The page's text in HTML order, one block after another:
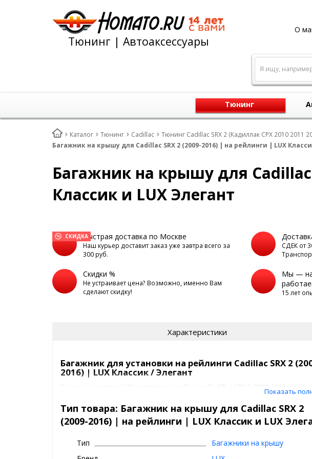
О
Тюнинг | Автоаксессуары
Я ищу,
Тюнинг
Каталог Тюнинг Cadillac
Тюнинг Cadillac SRX 2 (Кадиллак СРХ 2010 2011
Багажник на крышу для Cadillac SRX 2 (2009-2016) | на рейлинги | LUX
Багажник на крышу для Cadillac
Классик и LUX Элегант
СКИДКАБыстрая доставка по Москве
Наш курьер доставит заказ уже завтра всего за
300 руб.
СДЕК от
Скидки %
Не устраивает цена? Возможно, именно Вам
сделают скидку!
Мы —
15 лет
Характеристики
Багажник для установки на рейлинги Cadillac SRX 2
2016) | LUX Классик / Элегант
Багажная система LUX крепится за рейлинги Cadillac SRX 2 (2009-2016) с
Крепежные элементы жестко фиксируют багажник в необходимом
Для предотвращения повреждения лакокрасочного слоя крыши, крепежные
элементы покрыты специальным полиуретановым составом.
Показать
Тип товара: Багажник на крышу для Cadillac SRX 2
(2009-2016) | на рейлинги | LUX Классик и LUX
Тип
Багажники на крышу